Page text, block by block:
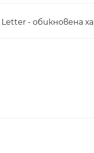
- обикновена